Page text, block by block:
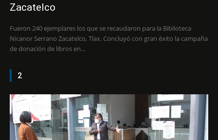
Zacatelco
Fueron 240 ejemplares los que se recaudaron para la Biblioteca
Nicanor Serrano Zacatelco, Tlax. Concluyó con gran éxito la campaña
de donación de libros en...
2